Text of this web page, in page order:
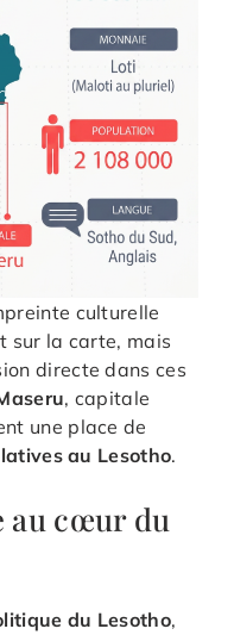
culturelle
sur la carte, mais
directe dans ces
, capitale
une place de
au Lesotho.
au cœur du
du Lesotho,